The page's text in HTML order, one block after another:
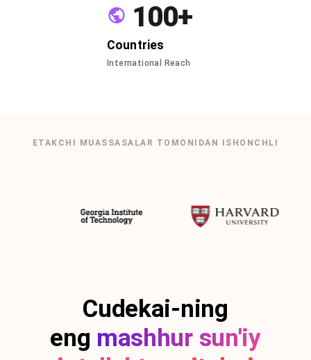
100+
Countries
International Reach
ETAKCHI MUASSASALAR TOMONIDAN ISHONCHLI
Cudekai-ning
eng mashhur sun'iy